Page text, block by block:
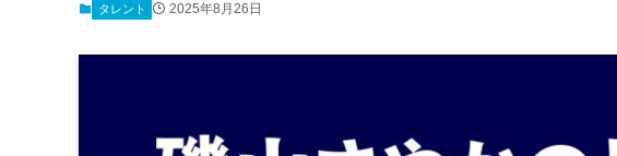
タレント 2025年8月26日